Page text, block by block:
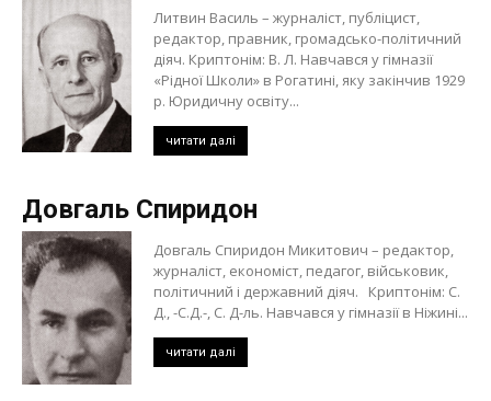
Литвин Василь – журналіст, публіцист,
редактор, правник, громадсько-політичний
діяч. Криптонім: В. Л. Навчався у гімназії
«Рідної Школи» в Рогатині, яку закінчив 1929
р. Юридичну освіту...
читати далі
Довгаль Спиридон
Довгаль Спиридон Микитович – редактор,
журналіст, економіст, педагог, військовик,
політичний і державний діяч. Криптонім: С.
Д., -С.Д.-, С. Д-ль. Навчався у гімназії в Ніжині...
читати далі